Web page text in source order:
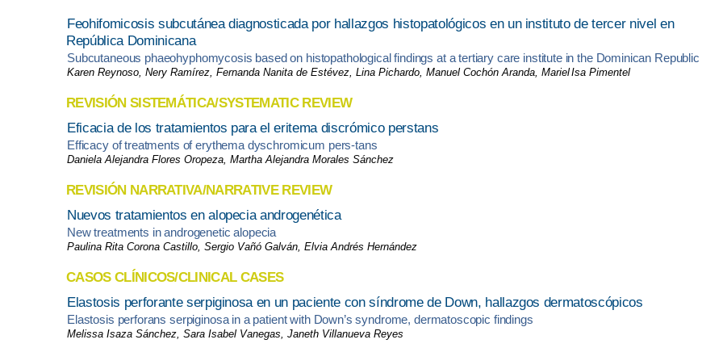
Feohifomicosis subcutánea diagnosticada por hallazgos histopatológicos en un instituto de tercer nivel en
República Dominicana
Subcutaneous phaeohyphomycosis based on histopathological findings at a tertiary care institute in the Dominican Republic
Karen Reynoso, Nery Ramírez, Fernanda Nanita de Estévez, Lina Pichardo, Manuel Cochón Aranda, MarielIsa Pimentel
REVISIÓN SISTEMÁTICA/SYSTEMATIC REVIEW
Eficacia de los tratamientos para el eritema discrómico perstans
Efficacy of treatments of erythema dyschromicum pers-tans
Daniela Alejandra Flores Oropeza, Martha Alejandra Morales Sánchez
REVISIÓN NARRATIVA/NARRATIVE REVIEW
Nuevos tratamientos en alopecia androgenética
New treatments in androgenetic alopecia
Paulina Rita Corona Castillo, Sergio Vañó Galván, Elvia Andrés Hernández
CASOS CLÍNICOS/CLINICAL CASES
Elastosis perforante serpiginosa en un paciente con síndrome de Down, hallazgos dermatoscópicos
Elastosis perforans serpiginosa in a patient with Down’s syndrome, dermatoscopic findings
Melissa Isaza Sánchez, Sara Isabel Vanegas, Janeth Villanueva Reyes